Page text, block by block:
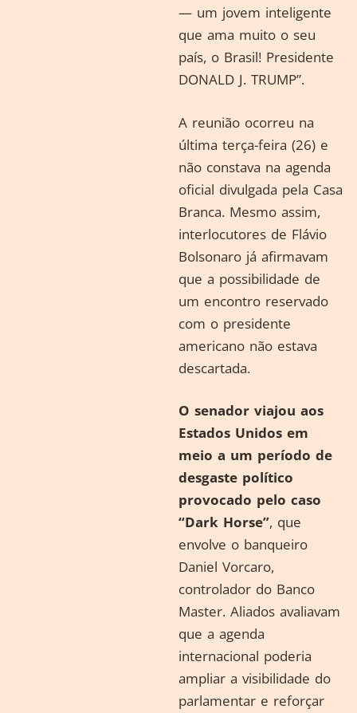
— um jovem inteligente
que ama muito o seu
país, o Brasil! Presidente
DONALD J. TRUMP”.
A reunião ocorreu na
última terça-feira (26) e
não constava na agenda
oficial divulgada pela Casa
Branca. Mesmo assim,
interlocutores de Flávio
Bolsonaro já afirmavam
que a possibilidade de
um encontro reservado
com o presidente
americano não estava
descartada.
O senador viajou aos
Estados Unidos em
meio a um período de
desgaste político
provocado pelo caso
“Dark Horse”, que
envolve o banqueiro
Daniel Vorcaro,
controlador do Banco
Master. Aliados avaliavam
que a agenda
internacional poderia
ampliar a visibilidade do
parlamentar e reforçar